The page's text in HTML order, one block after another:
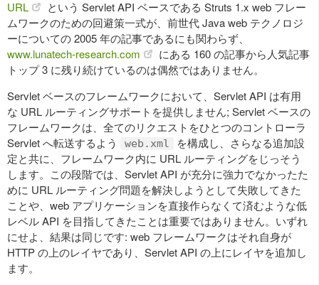
URL
という Servlet API ベースである Struts 1.x web フレー
ムワークのための回避策一式が、前世代 Java web テクノロジ
ーについての 2005 年の記事であるにも関わらず、
www.lunatech-research.com
にある 160 の記事から人気記事
トップ 3 に残り続けているのは偶然ではありません。
Servlet ベースのフレームワークにおいて、Servlet API は有用
な URL ルーティングサポートを提供しません; Servlet ベースの
フレームワークは、全てのリクエストをひとつのコントローラ
Servlet へ転送するよう
web.xml
を構成し、さらなる追加設
定と共に、フレームワーク内に URL ルーティングをじっそう
します。この段階では、Servlet API が充分に強力でなかったた
めに URL ルーティング問題を解決しようとして失敗してきた
ことや、web アプリケーションを直接作らなくて済むような低
レベル API を目指してきたことは重要ではありません。いずれ
にせよ、結果は同じです: web フレームワークはそれ自身が
HTTP の上のレイヤであり、Servlet API の上にレイヤを追加し
ます。